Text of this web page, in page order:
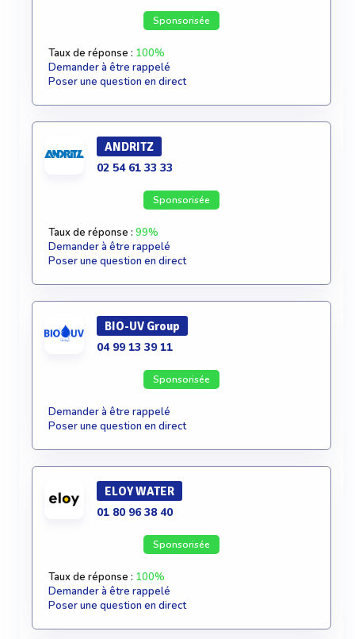
Sponsorisée
Taux de réponse : 100%
Demander à être rappelé
Poser une question en direct
ANDRITZ
02 54 61 33 33
Sponsorisée
Taux de réponse : 99%
Demander à être rappelé
Poser une question en direct
BIO-UV Group
04 99 13 39 11
Sponsorisée
Demander à être rappelé
Poser une question en direct
ELOY WATER
01 80 96 38 40
Sponsorisée
Taux de réponse : 100%
Demander à être rappelé
Poser une question en direct